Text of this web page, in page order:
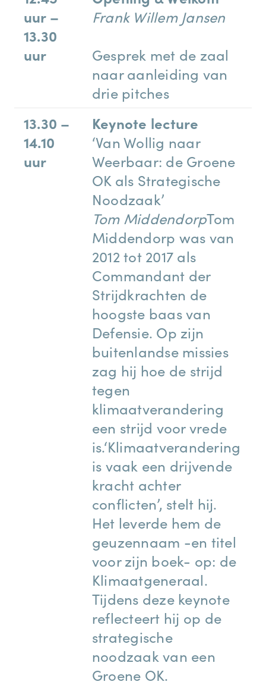
uur –
13.30
uur
Frank Willem Jansen
Gesprek met de zaal
naar aanleiding van
drie pitches
13.30 –
14.10
uur
Keynote lecture
‘Van Wollig naar
Weerbaar: de Groene
OK als Strategische
Noodzaak’
Tom MiddendorpTom
Middendorp was van
2012 tot 2017 als
Commandant der
Strijdkrachten de
hoogste baas van
Defensie. Op zijn
buitenlandse missies
zag hij hoe de strijd
tegen
klimaatverandering
een strijd voor vrede
is.‘Klimaatverandering
is vaak een drijvende
kracht achter
conflicten’, stelt hij.
Het leverde hem de
geuzennaam -en titel
voor zijn boek- op: de
Klimaatgeneraal.
Tijdens deze keynote
reflecteert hij op de
strategische
noodzaak van een
Groene OK.